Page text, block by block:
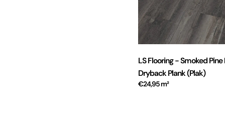
LS Flooring - Smoked Pine
Dryback Plank (Plak)
€24,95 m²